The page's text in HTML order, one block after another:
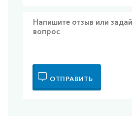
ОТПРАВИТЬ